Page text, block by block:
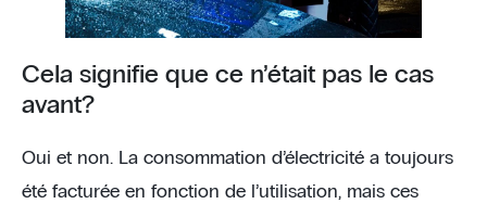
Cela signifie que ce n’était pas le cas
avant?
Oui et non. La consommation d’électricité a toujours
été facturée en fonction de l’utilisation, mais ces